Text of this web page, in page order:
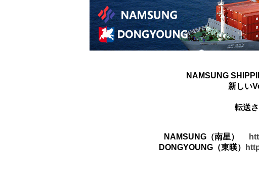
NAMSUNG
新しい
転送
NAMSUNG（南星）
DONGYOUNG（東暎）